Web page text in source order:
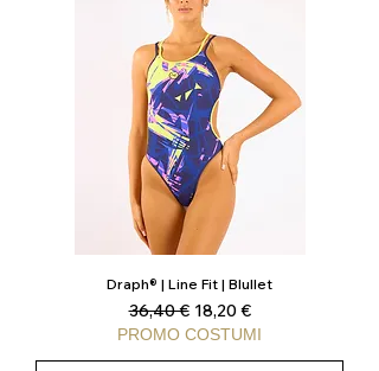
Draph® | Line Fit | Blullet
Prezzo regolare
36,40 € Prezzo scontato
18,20 €
PROMO COSTUMI